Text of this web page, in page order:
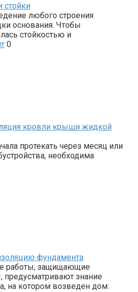
стойки
любого строения
основания. Чтобы
стойкостью и
0
кровли крыши жидкой
протекать через месяц или
необходима
фундамента
работы, защищающие
предусматривают знание
на котором возведен дом: